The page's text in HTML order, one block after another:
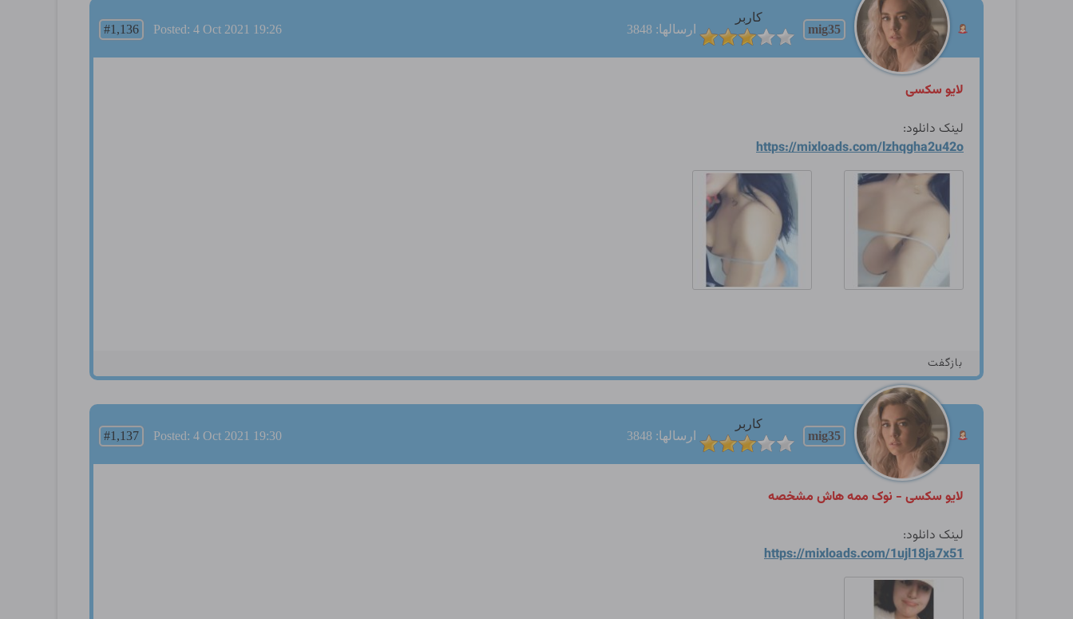
mig35
کاربر
ارسالها: 3848
#1,136 Posted: 4 Oct 2021 19:26
لایو سکسی
لینک دانلود:
https://mixloads.com/lzhqgha2u42o
بازگفت
mig35
کاربر
ارسالها: 3848
#1,137 Posted: 4 Oct 2021 19:30
لایو سکسی - نوک ممه هاش مشخصه
لینک دانلود:
https://mixloads.com/1ujl18ja7x51